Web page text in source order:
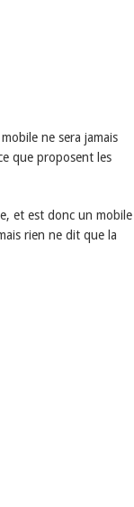
ne sera jamais
que proposent les
et est donc un mobile
rien ne dit que la